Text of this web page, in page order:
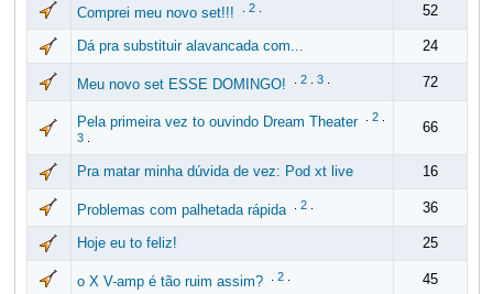
Comprei meu novo set!!! 2. 52
Dá pra substituir alavancada com... 24
Meu novo set ESSE DOMINGO! 2. 3. 72
Pela primeira vez to ouvindo Dream Theater 2.
3.
66
Pra matar minha dúvida de vez: Pod xt live 16
Problemas com palhetada rápida 2. 36
Hoje eu to feliz! 25
o X V-amp é tão ruim assim? 2. 45